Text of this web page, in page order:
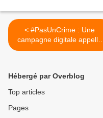
< #PasUnCrime : Une
campagne digitale appelle
les autorités algériennes à
libertés fondamentales
Hébergé par Overblog
Top articles
Pages